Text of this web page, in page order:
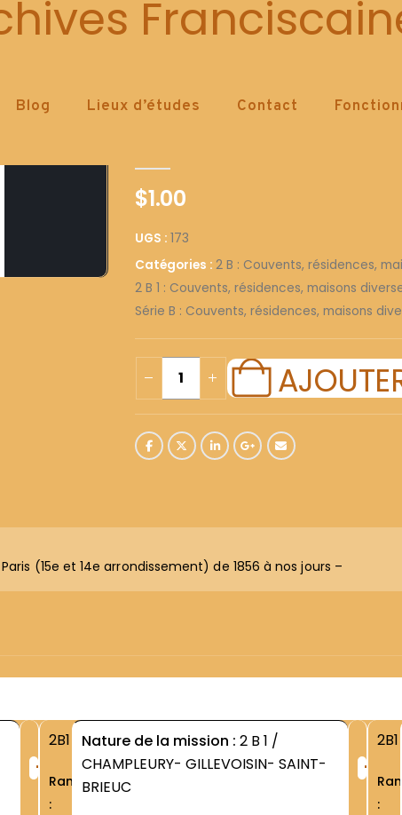
Blog Lieux d’études Contact
173
$1.00
UGS : 173
Catégories : 2 B : Couvents, résidences,
2 B 1 : Couvents, résidences, maisons
Série B : Couvents, résidences, maisons
(15e et 14e arrondissement) de 1856 à nos jours –
+
2B1
Rang
:
Nature de la mission : 2 B 1 /
CHAMPLEURY- GILLEVOISIN- SAINT-
BRIEUC
+
2B1
Rang
: